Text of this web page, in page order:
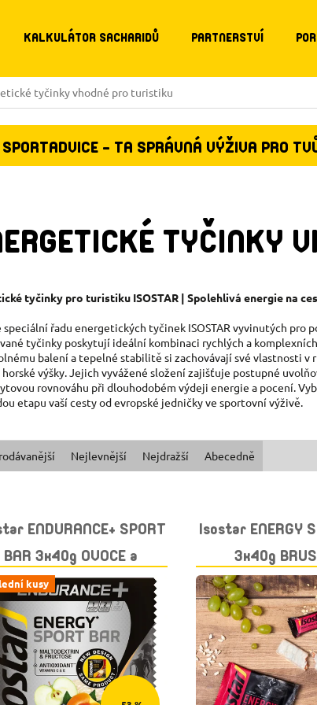
KALKULÁTOR SACHARIDŮ PARTNERSTVÍ
tyčinky vhodné pro turistiku
SPORTADVICE - TA SPRÁVNÁ VÝŽIVA PRO
TYČINKY
tyčinky pro turistiku ISOSTAR | Spolehlivá energie na
řadu energetických tyčinek ISOSTAR vyvinutých pro
tyčinky poskytují ideální kombinaci rychlých a
balení a tepelné stabilitě si zachovávají své vlastnosti
výšky. Jejich vyvážené složení zajišťuje postupné
rovnováhu při dlouhodobém výdeji energie a pocení.
etapu vaší cesty od evropské jedničky ve sportovní výživě.
Nejlevnější Nejdražší Abecedně
ENDURANCE+ SPORT
BAR 3x40g OVOCE a
exp. 30.9.2026
kusy
Isostar ENERGY
3x40g